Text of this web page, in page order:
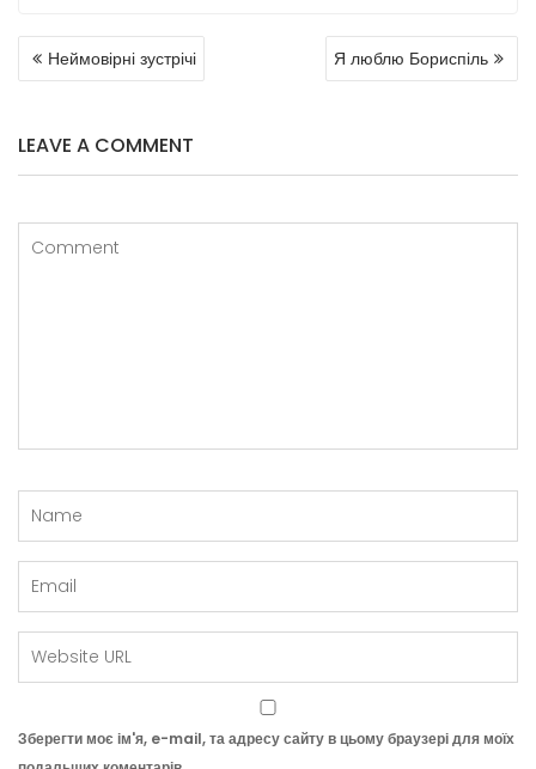
Неймовірні зустрічі Я люблю Бориспіль
LEAVE A COMMENT
Зберегти моє ім'я, e-mail, та адресу сайту в цьому браузері для моїх